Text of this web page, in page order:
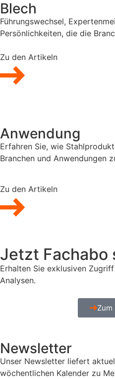
Blech
Führungswechsel,
Persönlichkeiten, die die
Zu den Artikeln
Anwendung
Erfahren Sie, wie
Branchen und Anwendungen
Zu den Artikeln
Jetzt Fachabo
Erhalten Sie exklusiven
Analysen.
Zum
Newsletter
Unser Newsletter liefert
wöchentlichen Kalender zu